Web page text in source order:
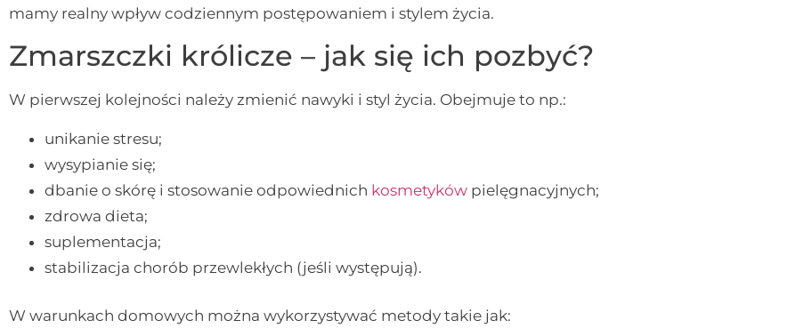
mamy realny wpływ codziennym postępowaniem i stylem życia.
Zmarszczki królicze – jak się ich pozbyć?
W pierwszej kolejności należy zmienić nawyki i styl życia. Obejmuje to np.:
unikanie stresu;
wysypianie się;
dbanie o skórę i stosowanie odpowiednich kosmetyków pielęgnacyjnych;
zdrowa dieta;
suplementacja;
stabilizacja chorób przewlekłych (jeśli występują).
W warunkach domowych można wykorzystywać metody takie jak: